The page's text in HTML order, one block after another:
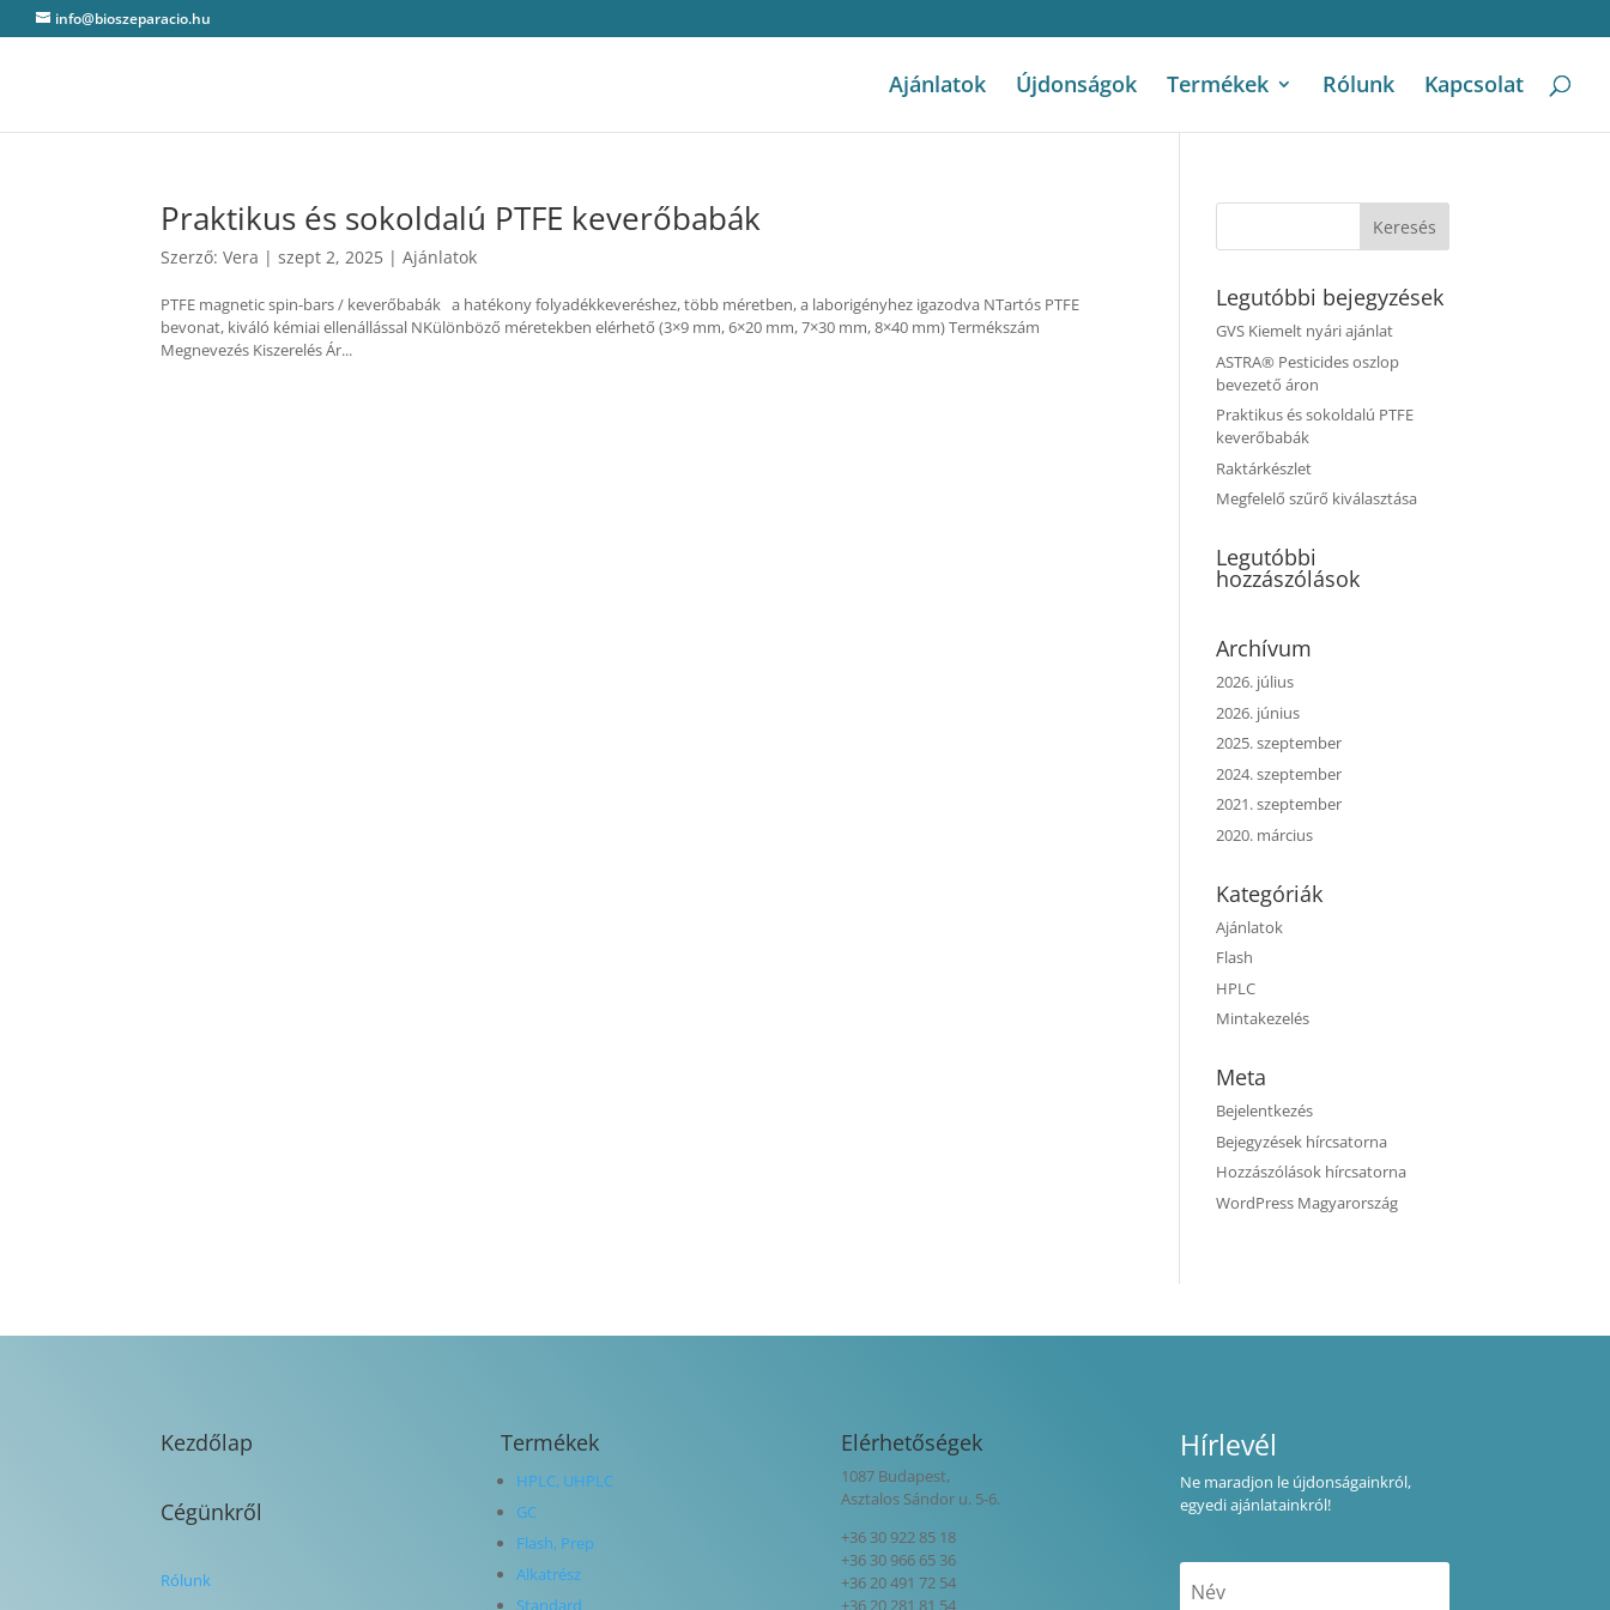
info@bioszeparacio.hu
Ajánlatok Újdonságok Termékek Rólunk Kapcsolat
Praktikus és sokoldalú PTFE keverőbabák
Szerző:Vera |szept 2, 2025 |Ajánlatok
PTFE magnetic spin-bars / keverőbabák a hatékony folyadékkeveréshez, több méretben, a laborigényhez igazodva NTartós PTFE
bevonat, kiváló kémiai ellenállással NKülönböző méretekben elérhető (3×9 mm, 6×20 mm, 7×30 mm, 8×40 mm) Termékszám
Megnevezés Kiszerelés Ár...
Legutóbbi bejegyzések
GVS Kiemelt nyári ajánlat
ASTRA® Pesticides oszlop
bevezető áron
Praktikus és sokoldalú PTFE
keverőbabák
Raktárkészlet
Megfelelő szűrő kiválasztása
Legutóbbi
hozzászólások
Archívum
2026. július
2026. június
2025. szeptember
2024. szeptember
2021. szeptember
2020. március
Kategóriák
Ajánlatok
Flash
HPLC
Mintakezelés
Meta
Bejelentkezés
Bejegyzések hírcsatorna
Hozzászólások hírcsatorna
WordPress Magyarország
Kezdőlap
Cégünkről
Rólunk
Termékek
HPLC, UHPLC
GC
Flash, Prep
Alkatrész
Standard
Elérhetőségek
1087 Budapest,
Asztalos Sándor u. 5-6.
+36 30 922 85 18
+36 30 966 65 36
+36 20 491 72 54
+36 20 281 81 54
Hírlevél
Ne maradjon le újdonságainkról,
egyedi ajánlatainkról!